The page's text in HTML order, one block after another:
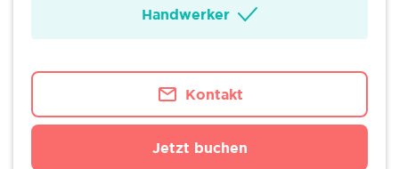
Handwerker
Kontakt
Jetzt buchen